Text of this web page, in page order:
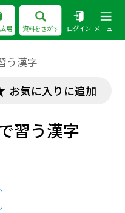
場 資料をさがす ログイン メニュー
う漢字
お気に入りに追加
習う漢字